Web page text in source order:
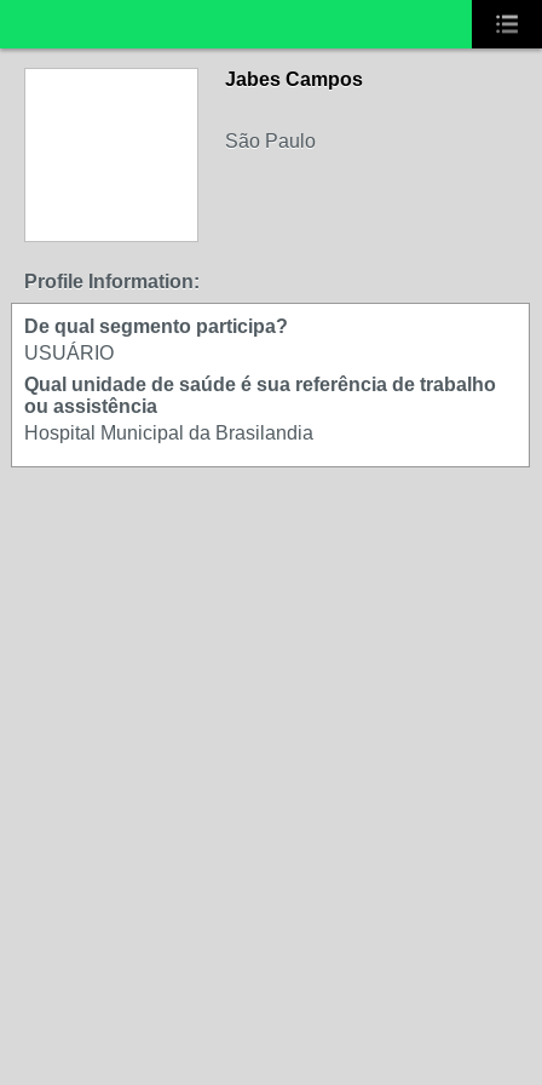
Jabes Campos
São Paulo
Profile Information:
De qual segmento participa?
USUÁRIO
Qual unidade de saúde é sua referência de trabalho
ou assistência
Hospital Municipal da Brasilandia